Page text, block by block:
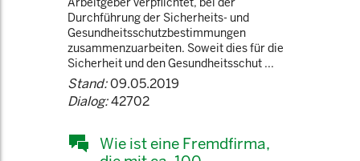
Durchführung der Sicherheits- und
Gesundheitsschutzbestimmungen
zusammenzuarbeiten. Soweit dies für die
Sicherheit und den Gesundheitsschut ...
Stand:09.05.2019
Dialog:42702
Wie ist eine Fremdfirma,